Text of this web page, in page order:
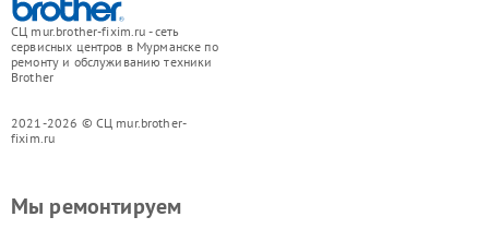
СЦ mur.brother-fixim.ru - сеть
сервисных центров в Мурманске по
ремонту и обслуживанию техники
Brother
2021-2026 © СЦ mur.brother-
fixim.ru
Мы ремонтируем